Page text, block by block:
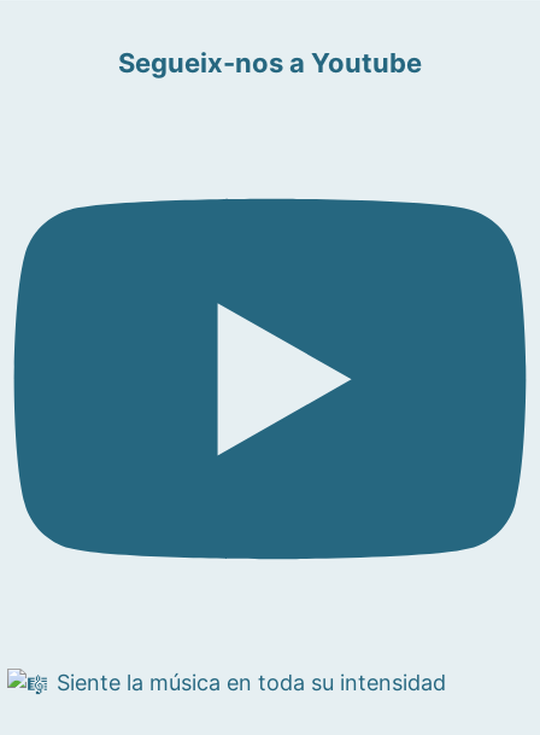
Segueix-nos a Youtube
Siente la música en toda su intensidad